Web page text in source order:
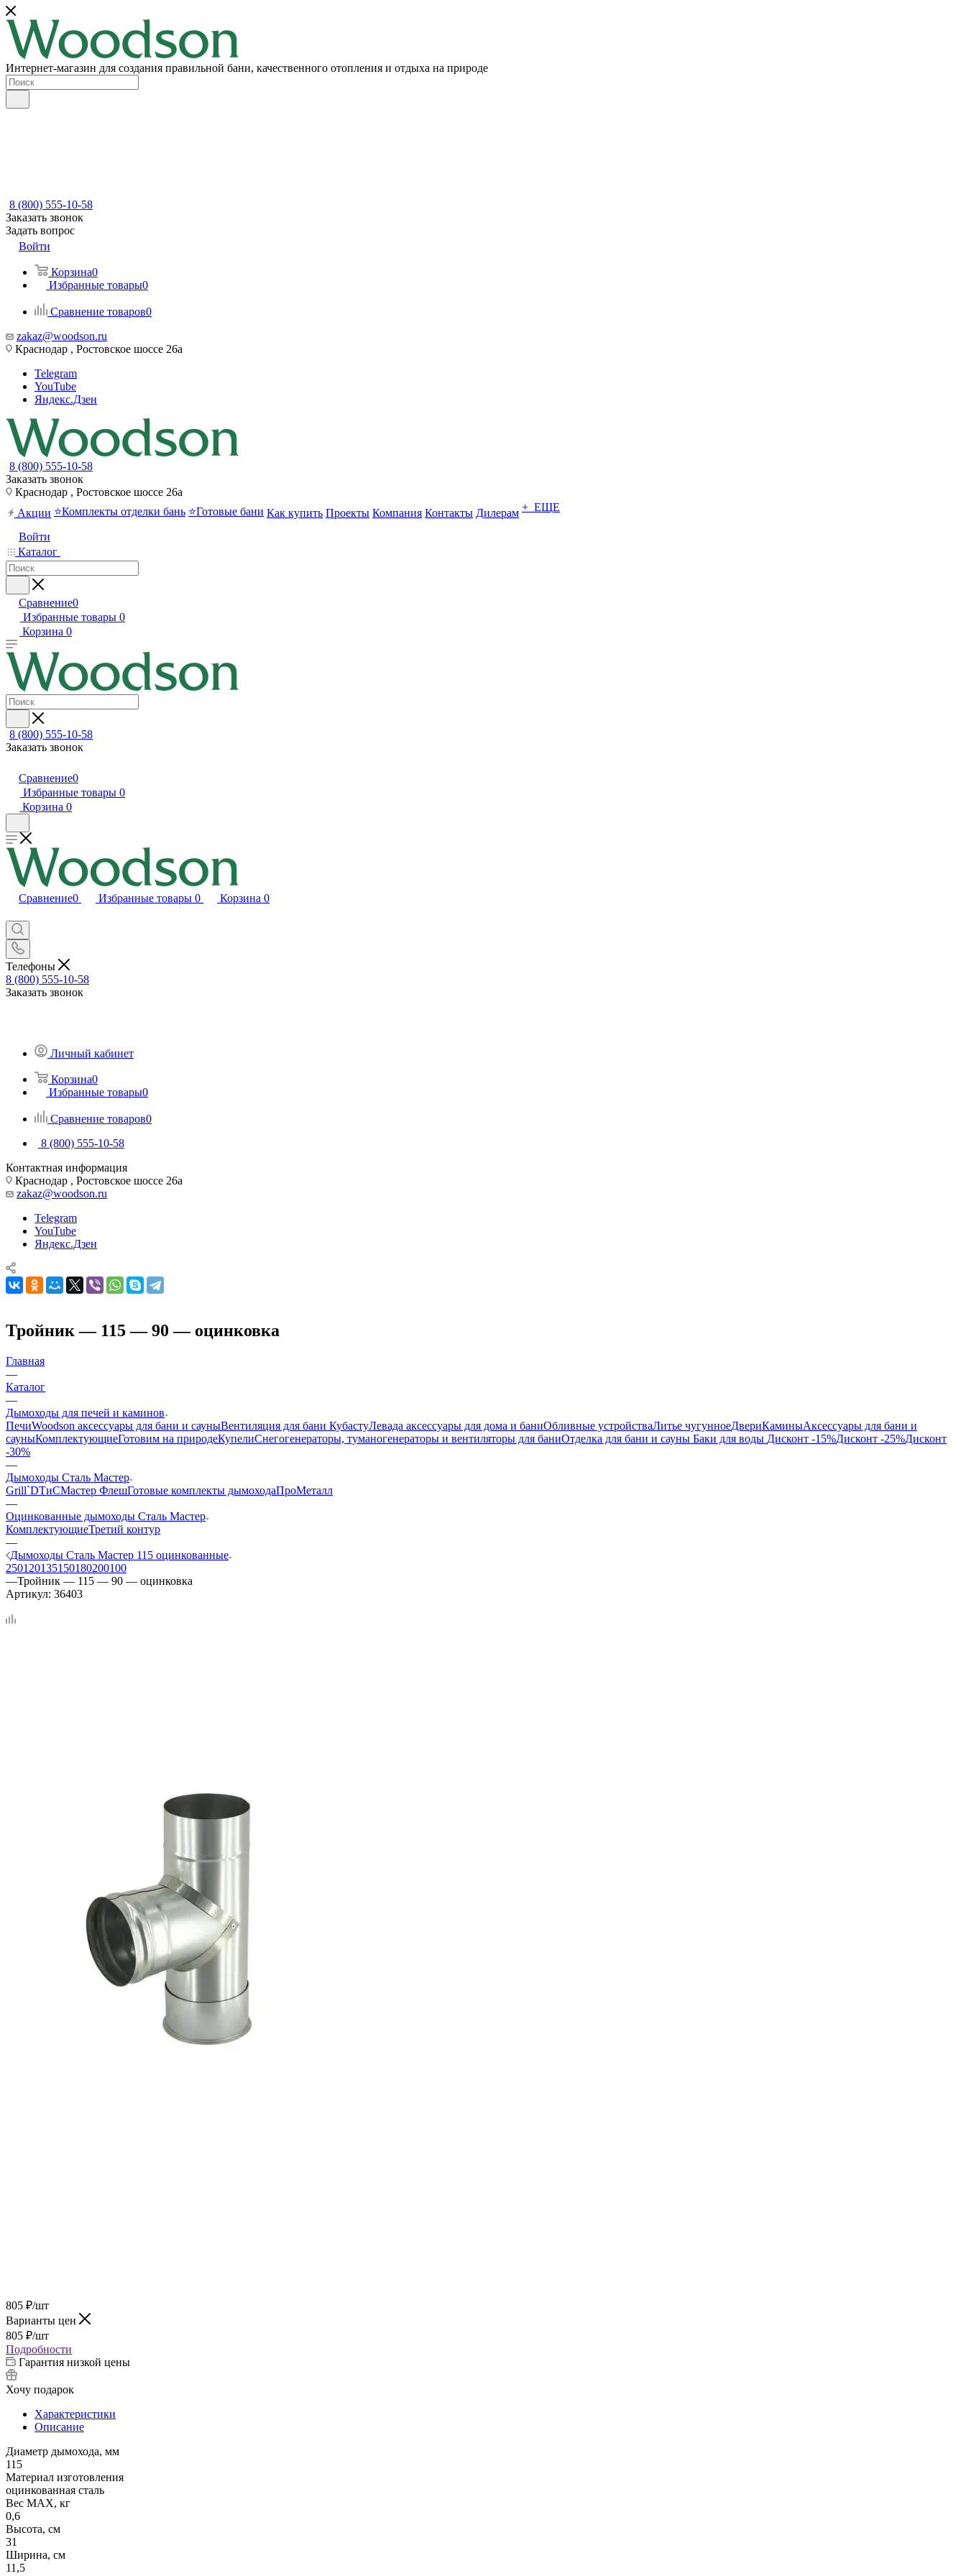
Интернет-магазин для создания правильной бани, качественного отопления и отдыха на природе
8 (800) 555-10-58
Заказать звонок
Задать вопрос
Войти
Корзина0
Избранные товары0
Сравнение товаров0
zakaz@woodson.ru
Краснодар , Ростовское шоссе 26а
Telegram
YouTube
Яндекс.Дзен
8 (800) 555-10-58
Заказать звонок
Краснодар , Ростовское шоссе 26а
Акции ⭐Комплекты отделки бань ⭐Готовые бани Как купить Проекты Компания Контакты Дилерам + ЕЩЕ
Войти
Каталог
Сравнение0
Избранные товары 0
Корзина 0
8 (800) 555-10-58
Заказать звонок
Сравнение0
Избранные товары 0
Корзина 0
Сравнение0 Избранные товары 0 Корзина 0
Телефоны
8 (800) 555-10-58
Заказать звонок
Личный кабинет
Корзина0
Избранные товары0
Сравнение товаров0
8 (800) 555-10-58
Контактная информация
Краснодар , Ростовское шоссе 26а
zakaz@woodson.ru
Telegram
YouTube
Яндекс.Дзен
Тройник — 115 — 90 — оцинковка
Главная
—
Каталог
—
Дымоходы для печей и каминов
ПечиWoodson аксессуары для бани и сауныВентиляция для бани КубастуЛевада аксессуары для дома и баниОбливные устройстваЛитье чугунноеДвериКаминыАксессуары для бани и
сауныКомплектующиеГотовим на природеКупелиСнегогенераторы, туманогенераторы и вентиляторы для баниОтделка для бани и сауны Баки для воды Дисконт -15%Дисконт -25%Дисконт
-30%
—
Дымоходы Сталь Мастер
Grill`DТиСМастер ФлешГотовые комплекты дымоходаПроМеталл
—
Оцинкованные дымоходы Сталь Мастер
КомплектующиеТретий контур
—
Дымоходы Сталь Мастер 115 оцинкованные
250120135150180200100
—Тройник — 115 — 90 — оцинковка
Артикул: 36403
805 ₽/шт
Варианты цен
805 ₽/шт
Подробности
Гарантия низкой цены
Хочу подарок
Характеристики
Описание
Диаметр дымохода, мм
115
Материал изготовления
оцинкованная сталь
Вес МАХ, кг
0,6
Высота, см
31
Ширина, см
11,5